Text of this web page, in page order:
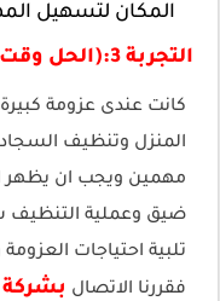
المكان لتسهيل
التجربة 3:(الحل وقت العزومات)
كانت عندى عزومة
المنزل وتنظيف
مهمين ويجب ان يظهر
ضيق وعملية التنظيف
تلبية احتياجات
فقررنا الاتصال